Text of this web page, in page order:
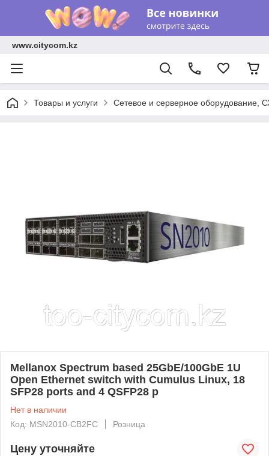
www.citycom.kz
Товары и услуги Сетевое и серверное оборудование,
Mellanox Spectrum based 25GbE/100GbE 1U
Open Ethernet switch with Cumulus Linux, 18
SFP28 ports and 4 QSFP28 p
Нет в наличии
Код: MSN2010-CB2FC
Розница
Цену уточняйте